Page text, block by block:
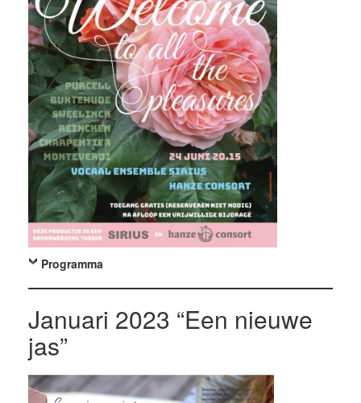
Programma
Januari 2023 “Een nieuwe
jas”